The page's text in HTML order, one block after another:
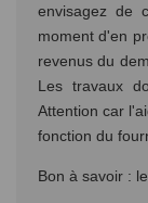
envisagez de
moment d'en
revenus du
Les travaux
Attention car
fonction du
Bon à savoir :